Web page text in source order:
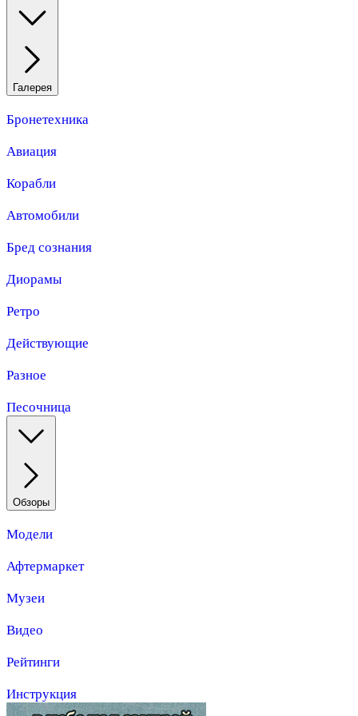
Галерея
Бронетехника
Авиация
Корабли
Автомобили
Бред сознания
Диорамы
Ретро
Действующие
Разное
Песочница
Обзоры
Модели
Афтермаркет
Музеи
Видео
Рейтинги
Инструкция